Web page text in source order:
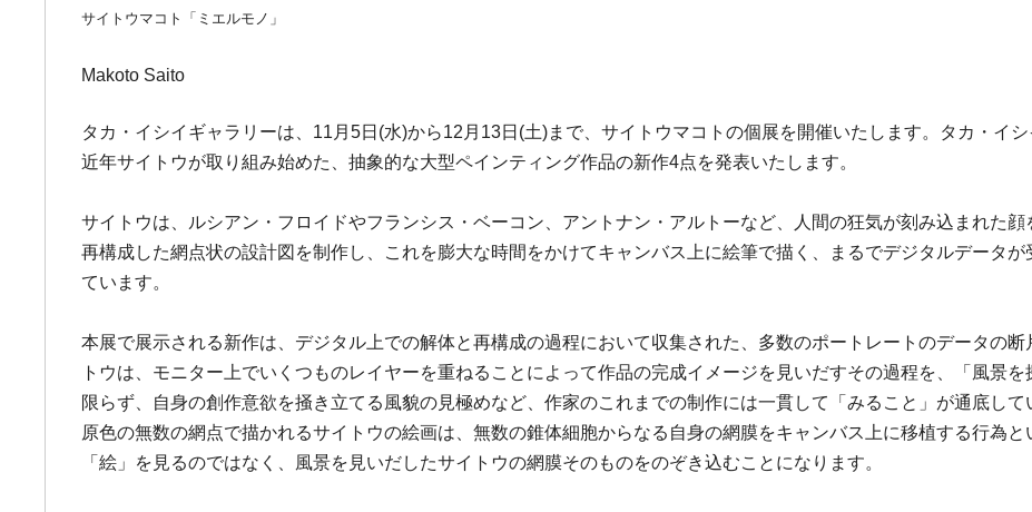
サイトウマコト「ミエルモノ」
Makoto Saito
タカ・イシイギャラリーは、11月5日(水)から12月13日(土)まで、サイトウマコトの個展を開催いたします。タカ・イ
近年サイトウが取り組み始めた、抽象的な大型ペインティング作品の新作4点を発表いたします。
サイトウは、ルシアン・フロイドやフランシス・ベーコン、アントナン・アルトーなど、人間の狂気が刻み込まれた
再構成した網点状の設計図を制作し、これを膨大な時間をかけてキャンバス上に絵筆で描く、まるでデジタルデータ
ています。
本展で展示される新作は、デジタル上での解体と再構成の過程において収集された、多数のポートレートのデータの
トウは、モニター上でいくつものレイヤーを重ねることによって作品の完成イメージを見いだすその過程を、「風景
限らず、自身の創作意欲を掻き立てる風貌の見極めなど、作家のこれまでの制作には一貫して「みること」が通底し
原色の無数の網点で描かれるサイトウの絵画は、無数の錐体細胞からなる自身の網膜をキャンバス上に移植する行為
「絵」を見るのではなく、風景を見いだしたサイトウの網膜そのものをのぞき込むことになります。